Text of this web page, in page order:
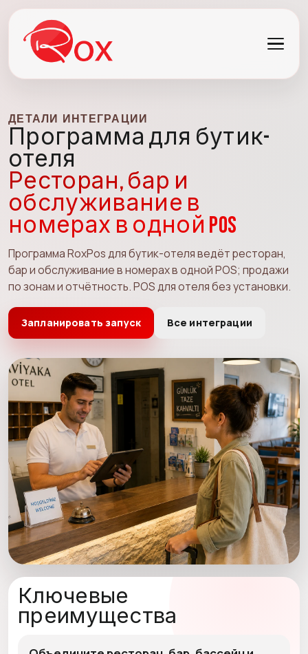
ДЕТАЛИ ИНТЕГРАЦИИ
Программа для бутик-
отеля
Ресторан, бар и
обслуживание в
номерах в одной POS
Программа RoxPos для бутик-отеля ведёт ресторан,
бар и обслуживание в номерах в одной POS; продажи
по зонам и отчётность. POS для отеля без установки.
Запланировать запуск Все интеграции
Ключевые
преимущества